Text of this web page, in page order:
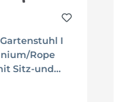
I
Rope
Sitz-und